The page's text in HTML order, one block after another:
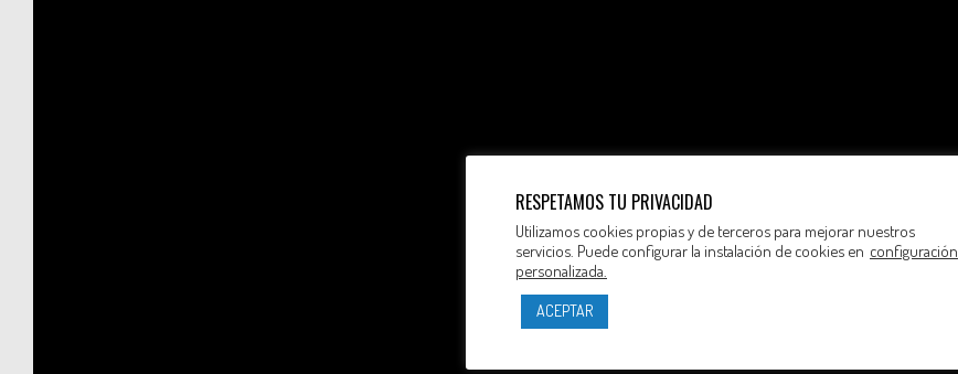
RESPETAMOS TU PRIVACIDAD
Utilizamos cookies propias y de terceros para mejorar nuestros
servicios. Puede configurar la instalación de cookies en configuración
personalizada.
ACEPTAR